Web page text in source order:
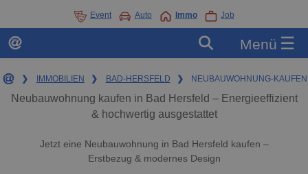
Event Auto Immo Job
Menü ☰
❯ IMMOBILIEN ❯ BAD-HERSFELD ❯ NEUBAUWOHNUNG-KAUFEN
Neubauwohnung kaufen in Bad Hersfeld – Energieeffizient
& hochwertig ausgestattet
Jetzt eine Neubauwohnung in Bad Hersfeld kaufen –
Erstbezug & modernes Design